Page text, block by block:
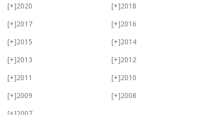
[+]2020 [+]2018
[+]2017 [+]2016
[+]2015 [+]2014
[+]2013 [+]2012
[+]2011 [+]2010
[+]2009 [+]2008
[+]2007